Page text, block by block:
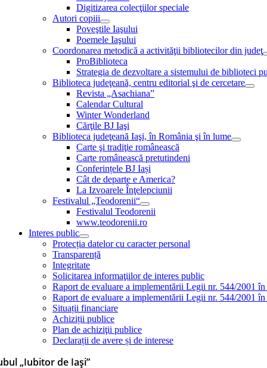
Digitizarea colecţiilor speciale
Autori copiii
Poveştile Iaşului
Poemele Iaşului
Coordonarea metodică a activităţii bibliotecilor din judeţ
ProBiblioteca
Strategia de dezvoltare a sistemului de biblioteci
Biblioteca judeţeană, centru editorial şi de cercetare
Revista „Asachiana”
Calendar Cultural
Winter Wonderland
Cărţile BJ Iaşi
Biblioteca judeţeană Iaşi, în România şi în lume
Carte şi tradiţie românească
Carte românească pretutindeni
Conferințele BJ Iași
Cât de departe e America?
La Izvoarele Înţelepciunii
Festivalul „Teodorenii“
Festivalul Teodorenii
www.teodorenii.ro
Interes public
Protecția datelor cu caracter personal
Transparență
Integritate
Solicitarea informaţiilor de interes public
Raport de evaluare a implementării Legii nr. 544/2001
Raport de evaluare a implementării Legii nr. 544/2001
Situații financiare
Achiziții publice
Plan de achiziţii publice
Declarații de avere și de interese
„Iubitor de Iaşi”